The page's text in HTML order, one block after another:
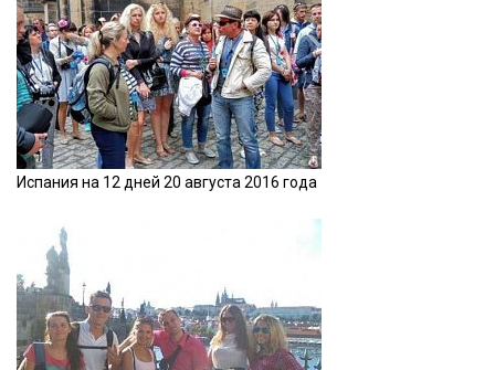
Испания на 12 дней 20 августа 2016 года